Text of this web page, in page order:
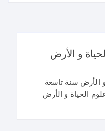
و الأرض
الأرض سنة تاسعة
علوم الحياة و الأرض